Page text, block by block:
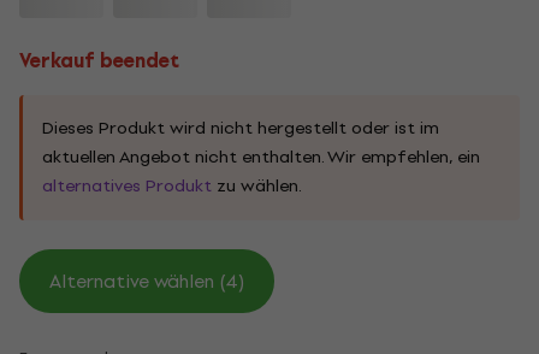
Verkauf beendet
Dieses Produkt wird nicht hergestellt oder ist im
aktuellen Angebot nicht enthalten. Wir empfehlen, ein
alternatives Produkt zu wählen.
Alternative wählen (4)